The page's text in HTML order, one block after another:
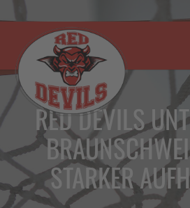
RED DEVILS
STARKER